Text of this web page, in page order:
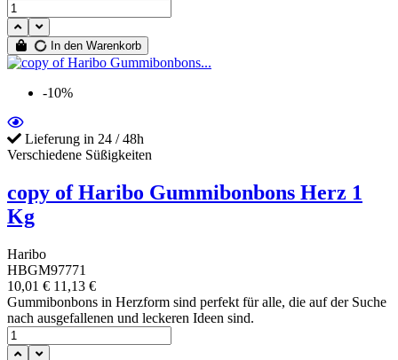
In den Warenkorb
-10%
Lieferung in 24 / 48h
Verschiedene Süßigkeiten
copy of Haribo Gummibonbons Herz 1
Kg
Haribo
HBGM97771
10,01 € 11,13 €
Gummibonbons in Herzform sind perfekt für alle, die auf der Suche
nach ausgefallenen und leckeren Ideen sind.